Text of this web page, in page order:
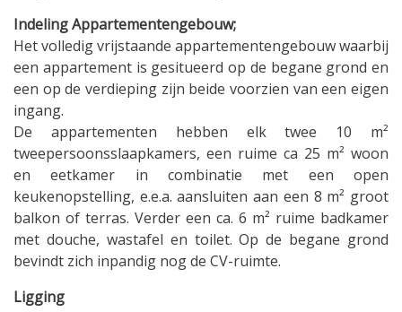
Indeling Appartementengebouw;
Het volledig vrijstaande appartementengebouw waarbij
een appartement is gesitueerd op de begane grond en
een op de verdieping zijn beide voorzien van een eigen
ingang.
De appartementen hebben elk twee 10 m²
tweepersoonsslaapkamers, een ruime ca 25 m² woon
en eetkamer in combinatie met een open
keukenopstelling, e.e.a. aansluiten aan een 8 m² groot
balkon of terras. Verder een ca. 6 m² ruime badkamer
met douche, wastafel en toilet. Op de begane grond
bevindt zich inpandig nog de CV-ruimte.
Ligging